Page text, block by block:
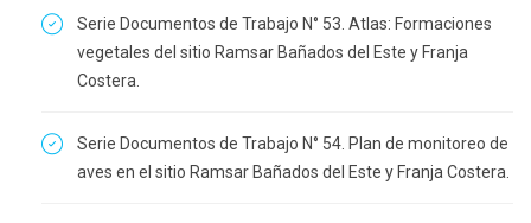
Serie Documentos de Trabajo N° 53. Atlas: Formaciones
vegetales del sitio Ramsar Bañados del Este y Franja
Costera.
Serie Documentos de Trabajo N° 54. Plan de monitoreo de
aves en el sitio Ramsar Bañados del Este y Franja Costera.